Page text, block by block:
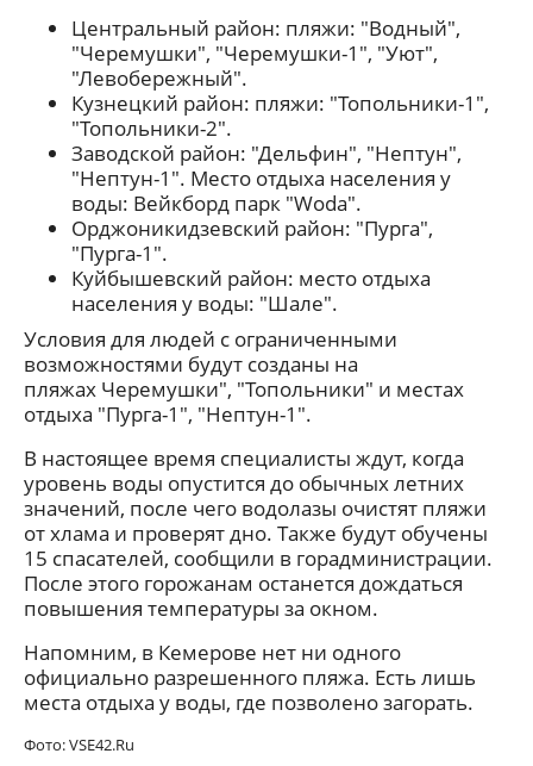
Центральный район: пляжи: "Водный",
"Черемушки", "Черемушки-1", "Уют",
"Левобережный".
Кузнецкий район: пляжи: "Топольники-1",
"Топольники-2".
Заводской район: "Дельфин", "Нептун",
"Нептун-1". Место отдыха населения у
воды: Вейкборд парк "Woda".
Орджоникидзевский район: "Пурга",
"Пурга-1".
Куйбышевский район: место отдыха
населения у воды: "Шале".
Условия для людей с ограниченными
возможностями будут созданы на
пляжах Черемушки", "Топольники" и местах
отдыха "Пурга-1", "Нептун-1".
В настоящее время специалисты ждут, когда
уровень воды опустится до обычных летних
значений, после чего водолазы очистят пляжи
от хлама и проверят дно. Также будут обучены
15 спасателей, сообщили в горадминистрации.
После этого горожанам останется дождаться
повышения температуры за окном.
Напомним, в Кемерове нет ни одного
официально разрешенного пляжа. Есть лишь
места отдыха у воды, где позволено загорать.
Фото: VSE42.Ru